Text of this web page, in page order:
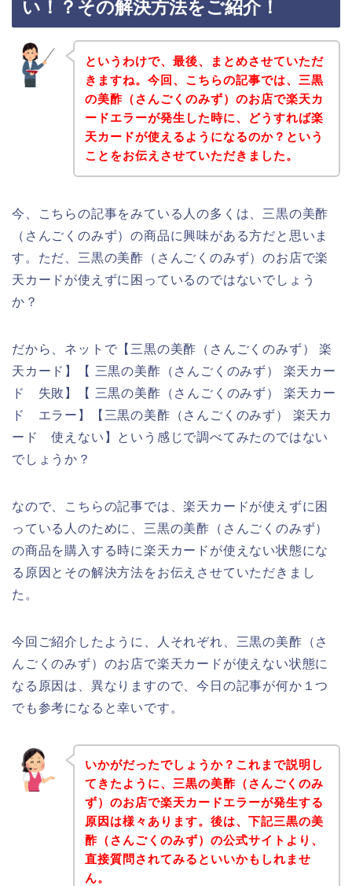
い！？その解決方法をご紹介！
というわけで、最後、まとめさせていただ
きますね。今回、こちらの記事では、三黒
の美酢（さんごくのみず）のお店で楽天カ
ードエラーが発生した時に、どうすれば楽
天カードが使えるようになるのか？という
ことをお伝えさせていただきました。
今、こちらの記事をみている人の多くは、三黒の美酢
（さんごくのみず）の商品に興味がある方だと思いま
す。ただ、三黒の美酢（さんごくのみず）のお店で楽
天カードが使えずに困っているのではないでしょう
か？
だから、ネットで【三黒の美酢（さんごくのみず） 楽
天カード】【 三黒の美酢（さんごくのみず） 楽天カー
ド 失敗】【 三黒の美酢（さんごくのみず） 楽天カー
ド エラー】【三黒の美酢（さんごくのみず） 楽天カ
ード 使えない】という感じで調べてみたのではない
でしょうか？
なので、こちらの記事では、楽天カードが使えずに困
っている人のために、三黒の美酢（さんごくのみず）
の商品を購入する時に楽天カードが使えない状態にな
る原因とその解決方法をお伝えさせていただきまし
た。
今回ご紹介したように、人それぞれ、三黒の美酢（さ
んごくのみず）のお店で楽天カードが使えない状態に
なる原因は、異なりますので、今日の記事が何か１つ
でも参考になると幸いです。
いかがだったでしょうか？これまで説明し
てきたように、三黒の美酢（さんごくのみ
ず）のお店で楽天カードエラーが発生する
原因は様々あります。後は、下記三黒の美
酢（さんごくのみず）の公式サイトより、
直接質問されてみるといいかもしれませ
ん。